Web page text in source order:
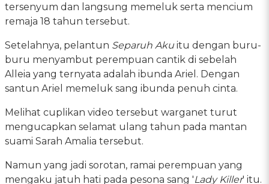
tersenyum dan langsung memeluk serta mencium
remaja 18 tahun tersebut.
Setelahnya, pelantun Separuh Aku itu dengan buru-
buru menyambut perempuan cantik di sebelah
Alleia yang ternyata adalah ibunda Ariel. Dengan
santun Ariel memeluk sang ibunda penuh cinta.
Melihat cuplikan video tersebut warganet turut
mengucapkan selamat ulang tahun pada mantan
suami Sarah Amalia tersebut.
Namun yang jadi sorotan, ramai perempuan yang
mengaku jatuh hati pada pesona sang 'Lady Killer' itu.